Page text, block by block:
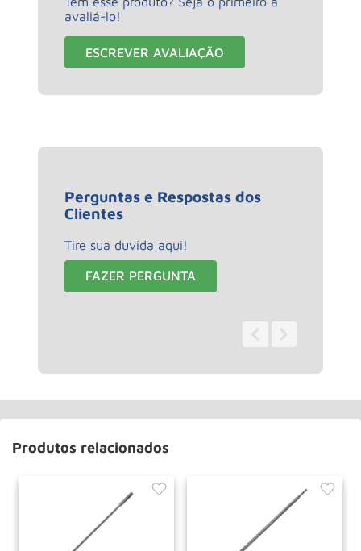
avaliá-lo!
ESCREVER AVALIAÇÃO
Perguntas e Respostas dos
Clientes
Tire sua duvida aqui!
FAZER PERGUNTA
Produtos relacionados